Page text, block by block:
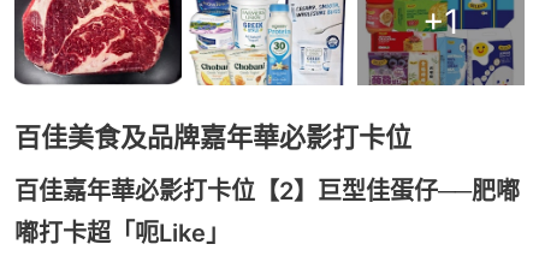
+1
百佳美食及品牌嘉年華必影打卡位
百佳嘉年華必影打卡位【2】巨型佳蛋仔──肥嘟
嘟打卡超「呃Like」